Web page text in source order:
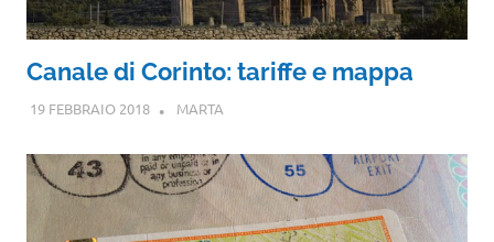
Canale di Corinto: tariffe e mappa
19 FEBBRAIO 2018 MARTA